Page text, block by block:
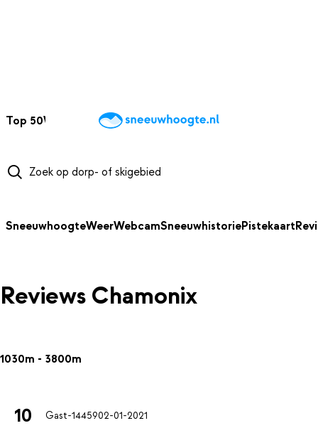
Top 50Webcams WintersportweerKaarten
SneeuwhoogteWeerWebcamSneeuwhistoriePistekaart
Reviews Chamonix
1030m - 3800m
10 Gast-1445902-01-2021